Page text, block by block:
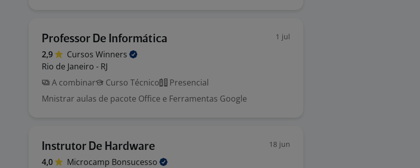
Professor De Informática 1 jul
2,9 Cursos Winners
Rio de Janeiro - RJ
A combinar
Curso Técnico
Presencial
Mnistrar aulas de pacote Office e Ferramentas Google
Instrutor De Hardware 18 jun
4,0 Microcamp Bonsucesso